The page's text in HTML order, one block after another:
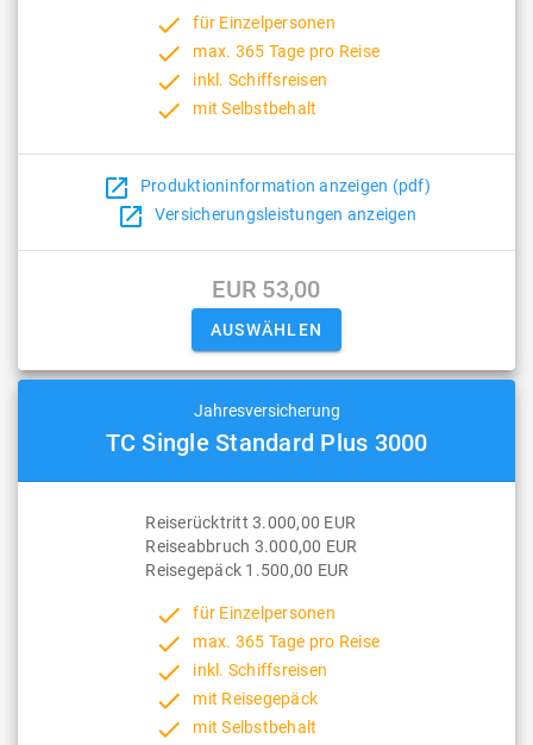
done für Einzelpersonen
done max. 365 Tage pro Reise
done inkl. Schiffsreisen
done mit Selbstbehalt
open_in_new Produktioninformation anzeigen (pdf)
open_in_new Versicherungsleistungen anzeigen
EUR 53,00
Jahresversicherung
TC Single Standard Plus 3000
Reiserücktritt 3.000,00 EUR
Reiseabbruch 3.000,00 EUR
Reisegepäck 1.500,00 EUR
done für Einzelpersonen
done max. 365 Tage pro Reise
done inkl. Schiffsreisen
done mit Reisegepäck
done mit Selbstbehalt